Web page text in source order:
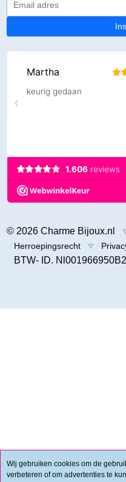
© 2026 Charme Bijoux.nl
Herroepingsrecht
BTW- ID.
Wij gebruiken cookies om de
verbeteren of om advertenties te